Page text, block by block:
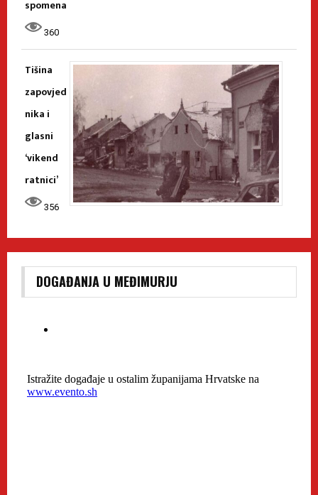
spomena
360
Tišina
zapovjed
nika i
glasni
‘vikend
ratnici’
356
DOGAĐANJA U MEĐIMURJU